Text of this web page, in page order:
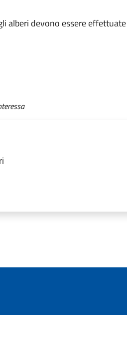
alberi devono essere effettuate